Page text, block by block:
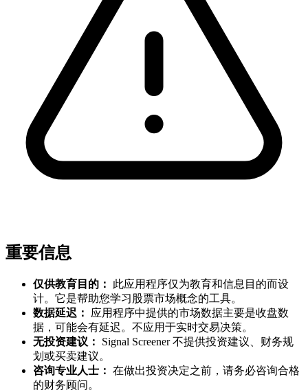
重要信息
仅供教育目的：
此应用程序仅为教育和信息目的而设
计。它是帮助您学习股票市场概念的工具。
数据延迟：
应用程序中提供的市场数据主要是收盘数
据，可能会有延迟。不应用于实时交易决策。
无投资建议：
Signal Screener 不提供投资建议、财务规
划或买卖建议。
咨询专业人士： 在做出投资决定之前，请务必咨询合格
的财务顾问。